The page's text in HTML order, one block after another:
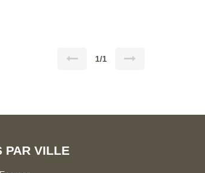
et un bûcher, offrant de multiples
1/1
PAR VILLE